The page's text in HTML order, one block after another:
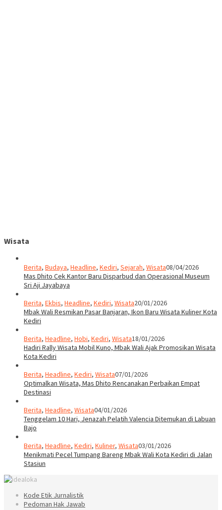
Wisata
Berita, Budaya, Headline, Kediri, Sejarah, Wisata08/04/2026
Mas Dhito Cek Kantor Baru Disparbud dan Operasional Museum
Sri Aji Jayabaya
Berita, Ekbis, Headline, Kediri, Wisata20/01/2026
Mbak Wali Resmikan Pasar Banjaran, Ikon Baru Wisata Kuliner Kota
Kediri
Berita, Headline, Hobi, Kediri, Wisata18/01/2026
Hadiri Rally Wisata Mobil Kuno, Mbak Wali Ajak Promosikan Wisata
Kota Kediri
Berita, Headline, Kediri, Wisata07/01/2026
Optimalkan Wisata, Mas Dhito Rencanakan Perbaikan Empat
Destinasi
Berita, Headline, Wisata04/01/2026
Tenggelam 10 Hari, Jenazah Pelatih Valencia Ditemukan di Labuan
Bajo
Berita, Headline, Kediri, Kuliner, Wisata03/01/2026
Menikmati Pecel Tumpang Bareng Mbak Wali Kota Kediri di Jalan
Stasiun
Kode Etik Jurnalistik
Pedoman Hak Jawab